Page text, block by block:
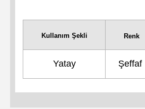
Kullanım Şekli Renk
Yatay Şeffaf